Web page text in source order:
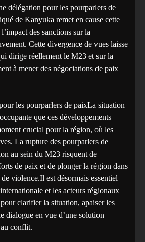
délégation pour les pourparlers de
de Kanyuka remet en cause cette
des sanctions sur la
Cette divergence de vues laisse
dirige réellement le M23 et sur la
à mener des négociations de paix
les pourparlers de paixLa situation
que ces développements
crucial pour la région, où les
La rupture des pourparlers de
au sein du M23 risquent de
de paix et de plonger la région dans
violence.Il est désormais essentiel
et les acteurs régionaux
clarifier la situation, apaiser les
dialogue en vue d’une solution
conflit.